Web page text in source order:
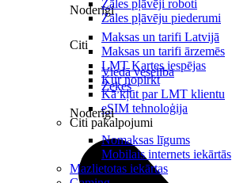
Noderīgi
Maksas un tarifi Latvijā
Maksas un tarifi ārzemēs
LMT Kartes iespējas
Kur nopirkt
Kā kļūt par LMT klientu
eSIM tehnoloģija
Citi pakalpojumi
Zāles pļāvēji roboti
Zāles pļāvēju piederumi
Citi
Viedā veselība
Zeķes
Noderīgi
Nomaksas līgums
Mobilais internets iekārtās
Mazlietotas iekārtas